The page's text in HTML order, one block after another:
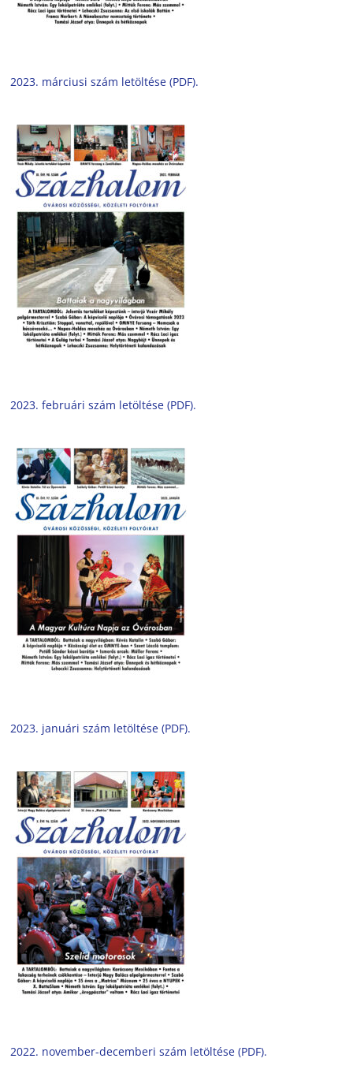
2023. márciusi szám letöltése (PDF).
2023. februári szám letöltése (PDF).
2023. januári szám letöltése (PDF).
2022. november-decemberi szám letöltése (PDF).